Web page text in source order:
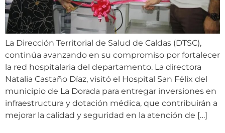
La Dirección Territorial de Salud de Caldas (DTSC),
continúa avanzando en su compromiso por fortalecer
la red hospitalaria del departamento. La directora
Natalia Castaño Díaz, visitó el Hospital San Félix del
municipio de La Dorada para entregar inversiones en
infraestructura y dotación médica, que contribuirán a
mejorar la calidad y seguridad en la atención de […]